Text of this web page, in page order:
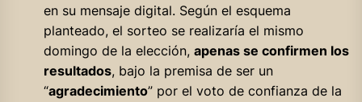
en su mensaje digital. Según el esquema
planteado, el sorteo se realizaría el mismo
domingo de la elección, apenas se confirmen los
resultados, bajo la premisa de ser un
“agradecimiento” por el voto de confianza de la